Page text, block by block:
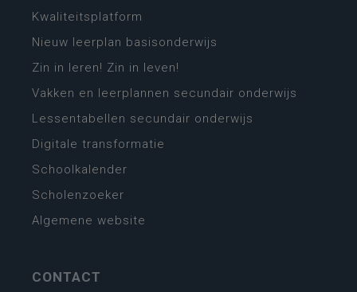
Kwaliteitsplatform
Nieuw leerplan basisonderwijs
Zin in leren! Zin in leven!
Vakken en leerplannen secundair onderwijs
Lessentabellen secundair onderwijs
Digitale transformatie
Schoolkalender
Scholenzoeker
Algemene website
CONTACT